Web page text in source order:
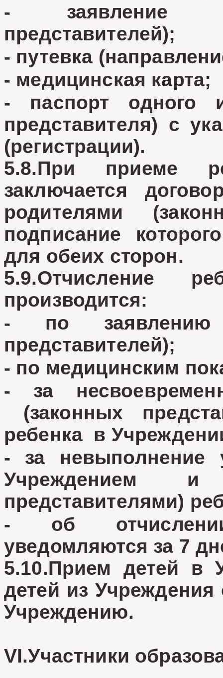
- заявление
представителей);
- путевка
- медицинская карта;
- паспорт одного
представителя) с
(регистрации).
5.8.При приеме
заключается
родителями
подписание
для обеих сторон.
5.9.Отчисление
производится:
- по заявлению
представителей);
- по медицинским
- за
(законных
ребенка в
- за невыполнение
Учреждением и
представителями)
- об
уведомляются за 7
5.10.Прием детей в
детей из
Учреждению.
VI.Участники